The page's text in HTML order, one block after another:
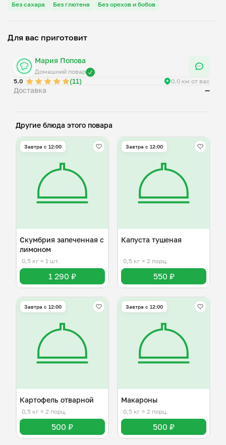
Без сахара Без глютена Без орехов и бобов
Для вас приготовит
Мария Попова
Домашний повар
5.0
(11) 0.0 км от вас
Доставка —
Другие блюда этого повара
Завтра c 12:00
Скумбрия запеченная с
лимоном
0,5 кг ≈ 1 шт.
1 290 ₽
Завтра c 12:00
Капуста тушеная
0,5 кг ≈ 2 порц.
550 ₽
Завтра c 12:00
Картофель отварной
0,5 кг ≈ 2 порц.
500 ₽
Завтра c 12:00
Макароны
0,5 кг ≈ 2 порц.
500 ₽